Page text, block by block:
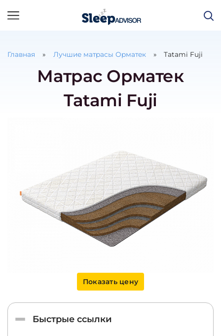
Главная Лучшие матрасы Орматек Tatami Fuji
Матрас Орматек
Tatami Fuji
Показать цену
Быстрые ссылки